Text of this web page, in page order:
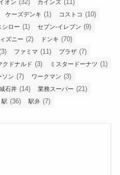
オン (32) カインズ (11)
ケーズデンキ (1) コストコ (10)
シロー (1) セブン-イレブン (9)
ズニー (2) ドンキ (70)
ファミマ (11) プラザ (7)
クドナルド (3) ミスタードーナツ (1)
ソン (7) ワークマン (3)
石井 (14) 業務スーパー (21)
駅 (36) 駅弁 (7)